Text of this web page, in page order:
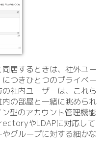
居するときは、社外ユー
つきひとつのプライベー
社内ユーザーは、これら
の部屋と一緒に眺められ
型のアカウント管理機能
やLDAPに対応して
グループに対する細かな